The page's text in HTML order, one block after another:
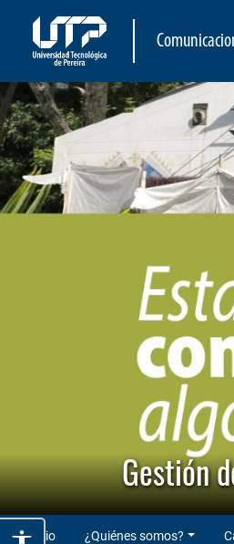
Gestión
Inicio ¿Quiénes somos?